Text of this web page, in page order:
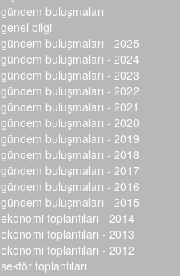
gündem buluşmaları
genel bilgi
gündem buluşmaları - 2025
gündem buluşmaları - 2024
gündem buluşmaları - 2023
gündem buluşmaları - 2022
gündem buluşmaları - 2021
gündem buluşmaları - 2020
gündem buluşmaları - 2019
gündem buluşmaları - 2018
gündem buluşmaları - 2017
gündem buluşmaları - 2016
gündem buluşmaları - 2015
ekonomi toplantıları - 2014
ekonomi toplantıları - 2013
ekonomi toplantıları - 2012
sektör toplantıları